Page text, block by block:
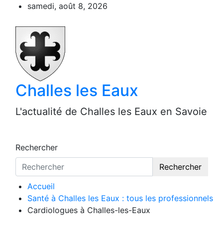
contenu
samedi, août 8, 2026
Challes les Eaux
L'actualité de Challes les Eaux en Savoie
Rechercher
Rechercher
Accueil
Santé à Challes les Eaux : tous les professionnels
Cardiologues à Challes-les-Eaux